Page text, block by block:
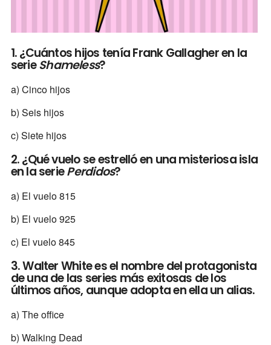
1. ¿Cuántos hijos tenía Frank Gallagher en la
serieShameless?
a) Cinco hijos
b) Seis hijos
c) Siete hijos
2. ¿Qué vuelo se estrelló en una misteriosa isla
en la seriePerdidos?
a) El vuelo 815
b) El vuelo 925
c) El vuelo 845
3. Walter White es el nombre del protagonista
de una de las series más exitosas de los
últimos años, aunque adopta en ella un alias.
a) The office
b) Walking Dead